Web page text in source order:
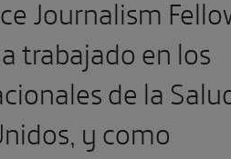
Journalism
trabajado en los
de la
y como